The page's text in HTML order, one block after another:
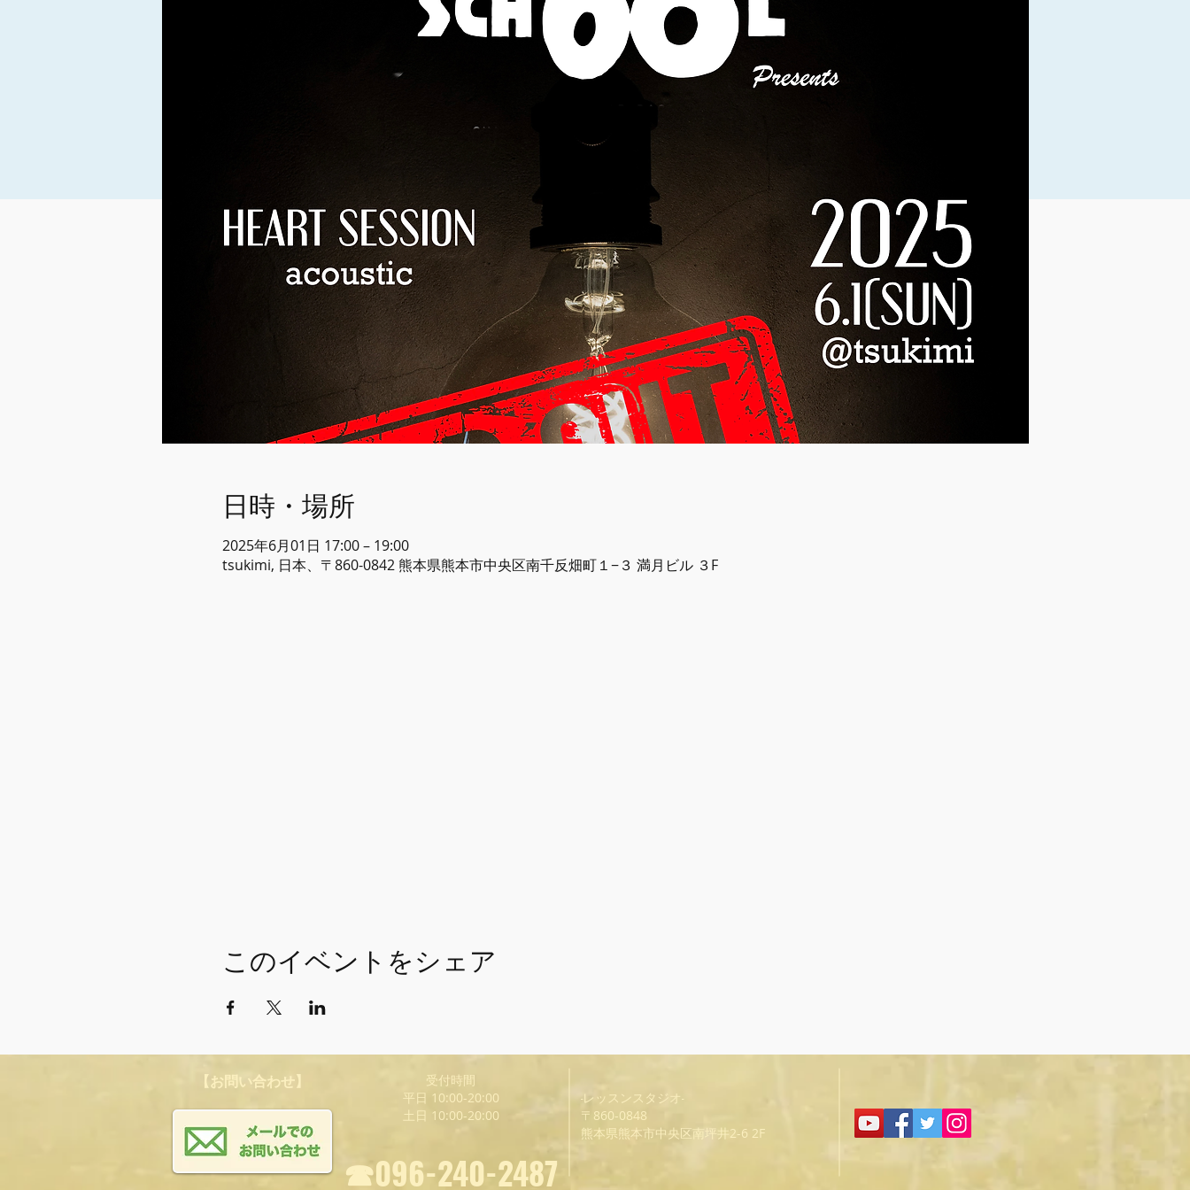
日時・場所
2025年6月01日 17:00 – 19:00
tsukimi, 日本、〒860-0842 熊本県熊本市中央区南千反畑町１−３ 満月ビル ３F
このイベントをシェア
【お問い合わせ】
-レッスンスタジオ-
〒860-0848
熊本県熊本市中央区南坪井2-6 2F
受付時間
平日 10:00-20:00
土日 10:00-20:00
☎︎096-240-2487